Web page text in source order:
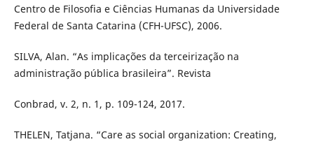
Centro de Filosofia e Ciências Humanas da Universidade
Federal de Santa Catarina (CFH-UFSC), 2006.
SILVA, Alan. “As implicações da terceirização na
administração pública brasileira”. Revista
Conbrad, v. 2, n. 1, p. 109-124, 2017.
THELEN, Tatjana. “Care as social organization: Creating,